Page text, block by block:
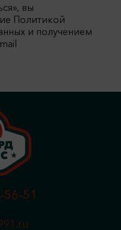
вы
Политикой
и получением
51